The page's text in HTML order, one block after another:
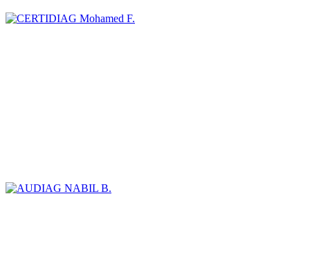
Mohamed F.
NABIL B.